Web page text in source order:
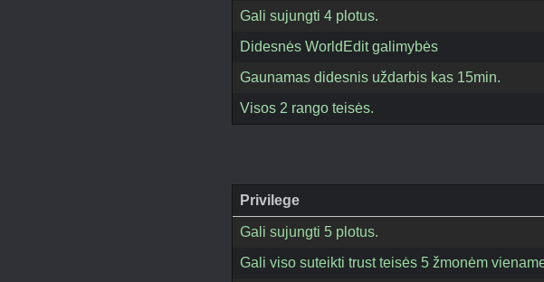
Gali sujungti 4 plotus.
Didesnės WorldEdit galimybės
Gaunamas didesnis uždarbis kas 15min.
Visos 2 rango teisės.
Privilege
Gali sujungti 5 plotus.
Gali viso suteikti trust teisės 5 žmonėm